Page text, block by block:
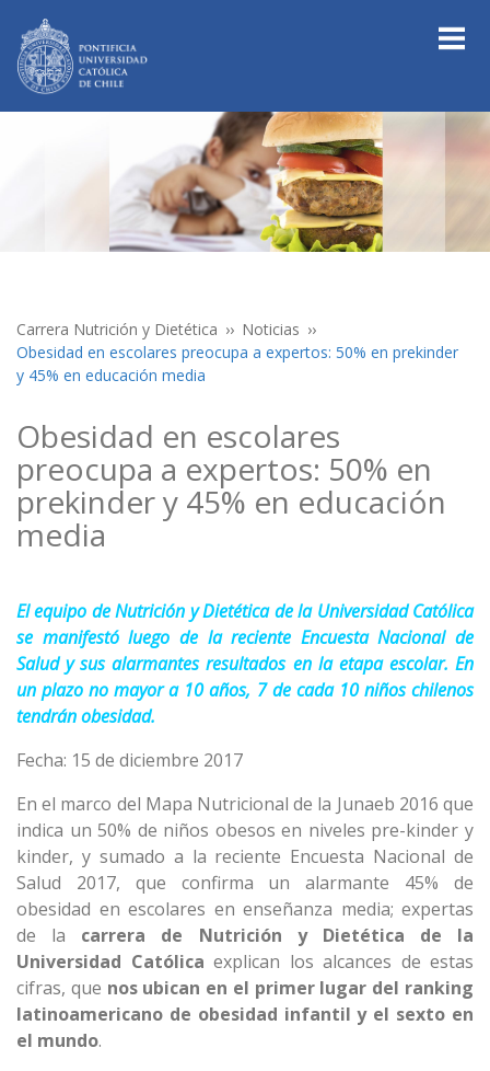
Carrera Nutrición y Dietética
Noticias
Obesidad en escolares preocupa a expertos: 50% en prekinder
y 45% en educación media
Obesidad en escolares
preocupa a expertos: 50% en
prekinder y 45% en educación
media
El equipo de Nutrición y Dietética de la Universidad Católica
se manifestó luego de la reciente Encuesta Nacional de
Salud y sus alarmantes resultados en la etapa escolar. En
un plazo no mayor a 10 años, 7 de cada 10 niños chilenos
tendrán obesidad.
Fecha: 15 de diciembre 2017
En el marco del Mapa Nutricional de la Junaeb 2016 que
indica un 50% de niños obesos en niveles pre-kinder y
kinder, y sumado a la reciente Encuesta Nacional de
Salud 2017, que confirma un alarmante 45% de
obesidad en escolares en enseñanza media; expertas
de la carrera de Nutrición y Dietética de la
Universidad Católica explican los alcances de estas
cifras, que nos ubican en el primer lugar del ranking
latinoamericano de obesidad infantil y el sexto en
el mundo.